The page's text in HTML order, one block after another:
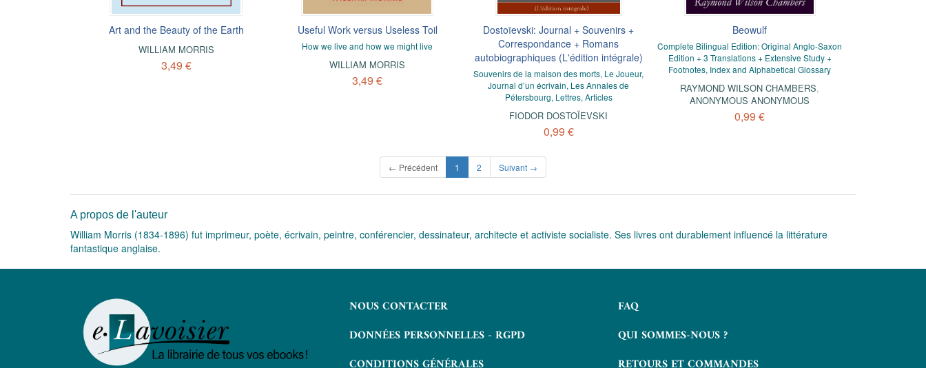
Art and the Beauty of the Earth
WILLIAM MORRIS
3,49 €
Useful Work versus Useless Toil
How we live and how we might live
WILLIAM MORRIS
3,49 €
Dostoïevski: Journal + Souvenirs +
Correspondance + Romans
autobiographiques (L'édition intégrale)
Souvenirs de la maison des morts, Le Joueur,
Journal d’un écrivain, Les Annales de
Pétersbourg, Lettres, Articles
FIODOR DOSTOÏEVSKI
0,99 €
Beowulf
Complete Bilingual Edition: Original Anglo-Saxon
Edition + 3 Translations + Extensive Study +
Footnotes, Index and Alphabetical Glossary
RAYMOND WILSON CHAMBERS,
ANONYMOUS ANONYMOUS
0,99 €
← Précédent 1 (current)
2 Suivant →
A propos de l'auteur
William Morris (1834-1896) fut imprimeur, poète, écrivain, peintre, conférencier, dessinateur, architecte et activiste socialiste. Ses livres ont durablement influencé la littérature
fantastique anglaise.
NOUS CONTACTER
DONNÉES PERSONNELLES - RGPD
FAQ
QUI SOMMES-NOUS ?